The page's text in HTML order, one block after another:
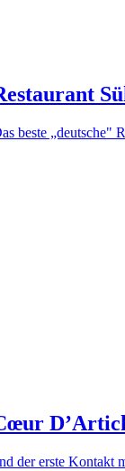
beste „deutsche"
der erste Kontakt